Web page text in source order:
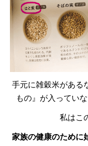
手元に雑穀米がある
もの』が入ってい
私はこ
家族の健康のために